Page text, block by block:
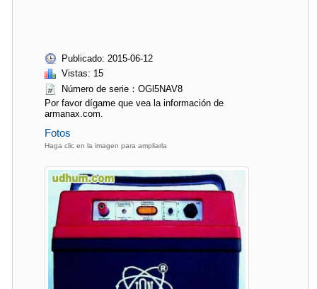
Publicado: 2015-06-12
Vistas: 15
Número de serie：OGl5NAV8
Por favor dígame que vea la información de
armanax.com.
Fotos
Haga clic en la imagen para ampliarla